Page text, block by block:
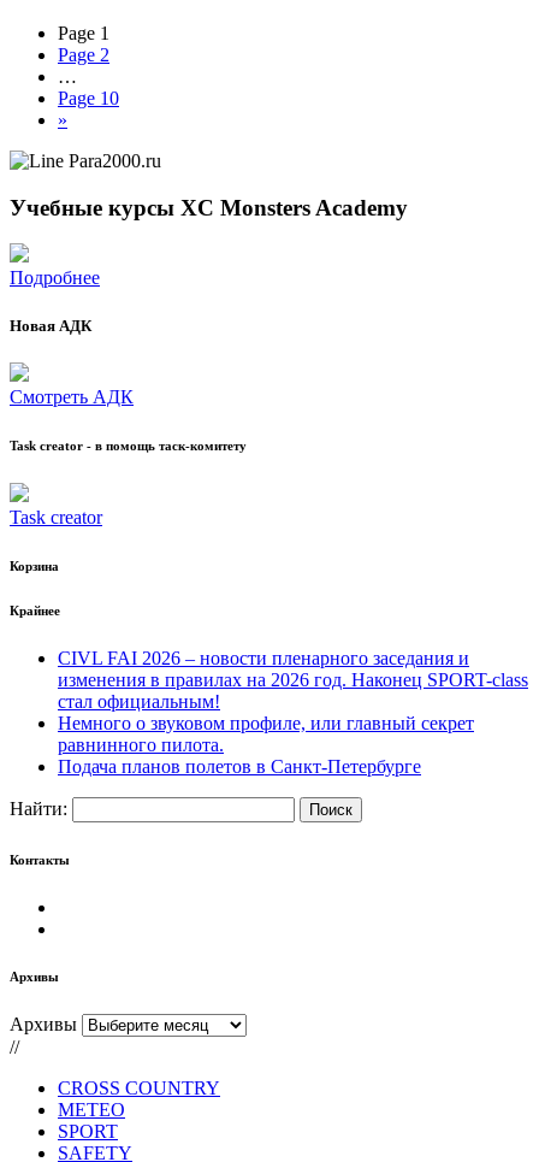
Page 1
Page 2
…
Page 10
»
Учебные курсы XC Monsters Academy
Подробнее
Новая АДК
Смотреть АДК
Task creator - в помощь таск-комитету
Task creator
Корзина
Крайнее
CIVL FAI 2026 – новости пленарного заседания и
изменения в правилах на 2026 год. Наконец SPORT-class
стал официальным!
Немного о звуковом профиле, или главный секрет
равнинного пилота.
Подача планов полетов в Санкт-Петербурге
Найти:
Контакты
Архивы
Архивы
//
CROSS COUNTRY
METEO
SPORT
SAFETY